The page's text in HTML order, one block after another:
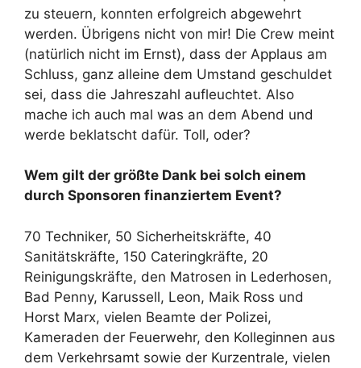
zu steuern, konnten erfolgreich abgewehrt
werden. Übrigens nicht von mir! Die Crew meint
(natürlich nicht im Ernst), dass der Applaus am
Schluss, ganz alleine dem Umstand geschuldet
sei, dass die Jahreszahl aufleuchtet. Also
mache ich auch mal was an dem Abend und
werde beklatscht dafür. Toll, oder?
Wem gilt der größte Dank bei solch einem
durch Sponsoren finanziertem Event?
70 Techniker, 50 Sicherheitskräfte, 40
Sanitätskräfte, 150 Cateringkräfte, 20
Reinigungskräfte, den Matrosen in Lederhosen,
Bad Penny, Karussell, Leon, Maik Ross und
Horst Marx, vielen Beamte der Polizei,
Kameraden der Feuerwehr, den Kolleginnen aus
dem Verkehrsamt sowie der Kurzentrale, vielen